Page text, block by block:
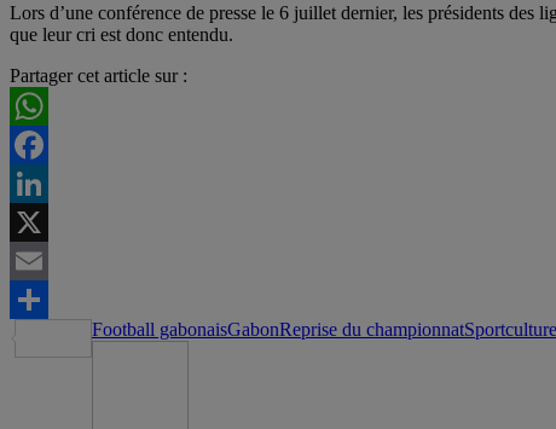
Lors d’une conférence de presse le 6 juillet dernier, les présidents des
que leur cri est donc entendu.
Partager cet article sur :
WhatsApp
Facebook
LinkedIn
X
Email
Partager
Football gabonaisGabonReprise du championnat